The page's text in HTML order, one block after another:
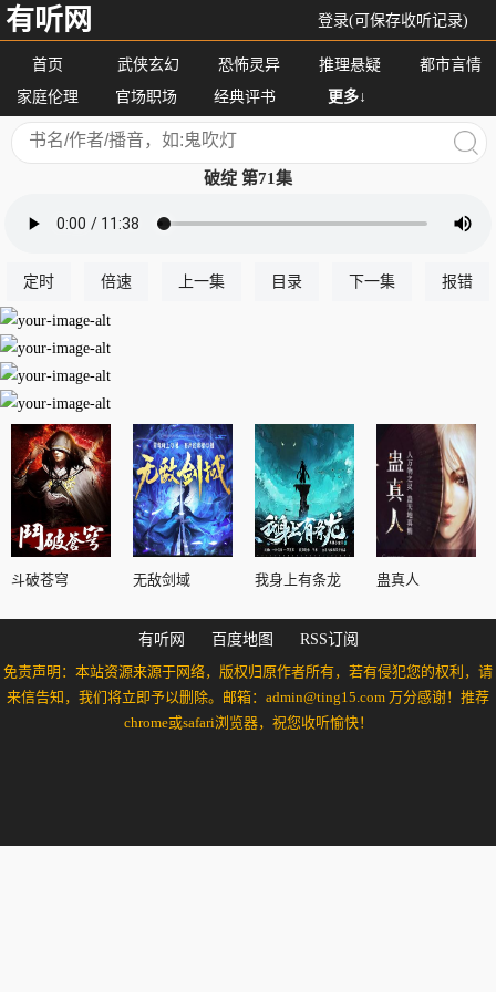
有听网 登录(可保存收听记录)
首页 武侠玄幻 恐怖灵异 推理悬疑
都市言情
家庭伦理
官场职场 经典评书 更多↓
破绽 第71集
定时 倍速 上一集 目录 下一集 报错
斗破苍穹 无敌剑域 我身上有条龙 蛊真人
有听网 百度地图
RSS订阅
免责声明：本站资源来源于网络，版权归原作者所有，若有侵犯您的权利，请
来信告知，我们将立即予以删除。邮箱：admin@ting15.com 万分感谢！推荐
chrome或safari浏览器，祝您收听愉快！